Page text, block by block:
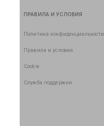
ПРАВИЛА И УСЛОВИЯ
Политика конфиденциальности
Правила и условия
Cookie
Служба поддержки